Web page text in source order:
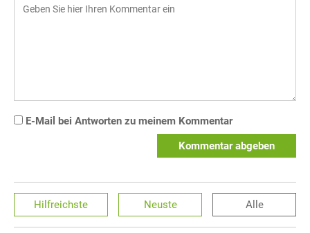
E-Mail bei Antworten zu meinem Kommentar
Kommentar abgeben
Hilfreichste Neuste Alle